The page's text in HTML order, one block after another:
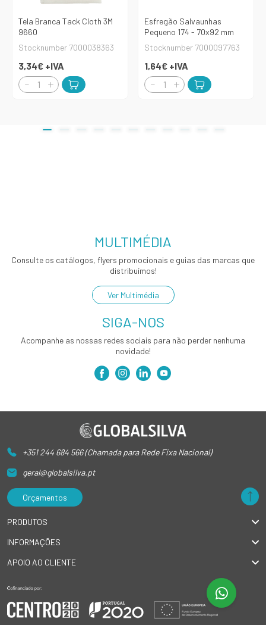
Tela Branca Tack Cloth 3M
9660
Stocknumber 7000038363
3,34€ +IVA
Esfregão Salvaunhas
Pequeno 174 - 70x92 mm
Stocknumber 7000097763
1,64€ +IVA
MULTIMÉDIA
Consulte os catálogos, flyers promocionais e guias das marcas que
distribuímos!
Ver Multimédia
SIGA-NOS
Acompanhe as nossas redes sociais para não perder nenhuma
novidade!
+351 244 684 566 (Chamada para Rede Fixa Nacional)
geral@globalsilva.pt
Orçamentos
PRODUTOS
INFORMAÇÕES
APOIO AO CLIENTE